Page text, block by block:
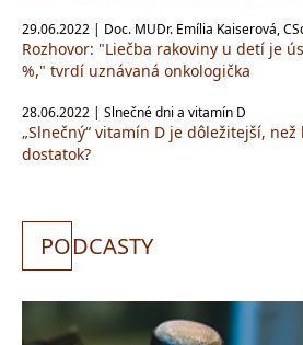
29.06.2022 | Doc. MUDr. Emília Kaiserová,
Rozhovor: "Liečba rakoviny u detí je
%," tvrdí uznávaná onkologička
28.06.2022 | Slnečné dni a vitamín D
„Slnečný“ vitamín D je dôležitejší,
dostatok?
PODCASTY